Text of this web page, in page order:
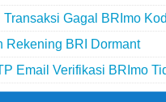
Gagal BRImo
Rekening BRI Dormant
Email Verifikasi BRImo